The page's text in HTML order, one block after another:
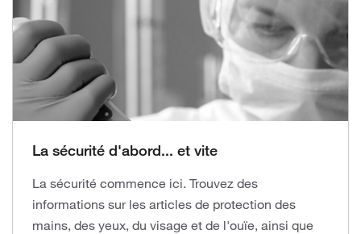
La sécurité d'abord... et vite
La sécurité commence ici. Trouvez des
informations sur les articles de protection des
mains, des yeux, du visage et de l'ouïe, ainsi que